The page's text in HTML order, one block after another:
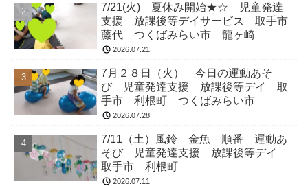
7/21(火) 夏休み開始★☆ 児童発達
支援 放課後等デイサービス 取手市
藤代 つくばみらい市 龍ヶ崎
2026.07.21
7月２８日（火） 今日の運動あそ
び 児童発達支援 放課後等デイ 取
手市 利根町 つくばみらい市
2026.07.28
7/11（土）風鈴 金魚 順番 運動あ
そび 児童発達支援 放課後等デイ
取手市 利根町
2026.07.11